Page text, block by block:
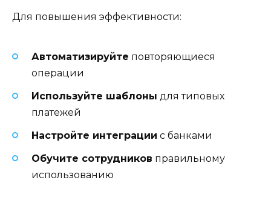
Для повышения эффективности:
Автоматизируйте повторяющиеся
операции
Используйте шаблоны для типовых
платежей
Настройте интеграции с банками
Обучите сотрудников правильному
использованию